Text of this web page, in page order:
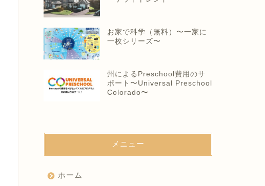
お家で科学（無料）〜一家に
一枚シリーズ〜
州によるPreschool費用のサ
ポート〜Universal Preschool
Colorado〜
メニュー
ホーム